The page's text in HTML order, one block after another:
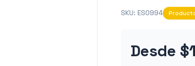
SKU: ES0994
Desde